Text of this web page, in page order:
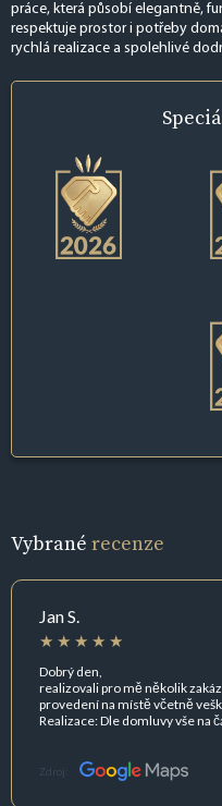
práce, která působí elegantně,
respektuje prostor i potřeby
rychlá realizace a spolehlivé
Vybrané recenze
Jan S.
Dobrý den,
realizovali pro mě několik
provedení na místě včetně
Realizace: Dle domluvy vše na
Zdroj: